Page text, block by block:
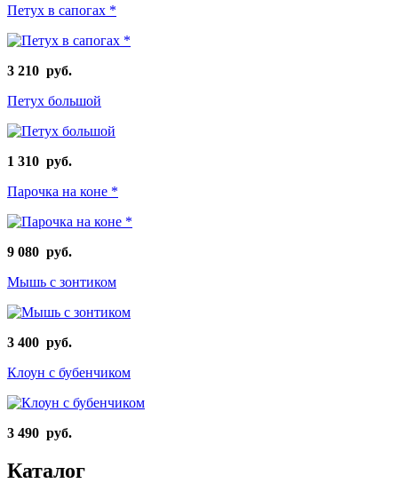
Петух в сапогах *
3 210 руб.
Петух большой
1 310 руб.
Парочка на коне *
9 080 руб.
Мышь с зонтиком
3 400 руб.
Клоун с бубенчиком
3 490 руб.
Каталог